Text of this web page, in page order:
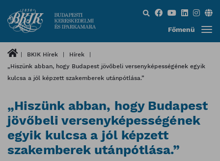
Keresés...
Főmenü
BKIK Hírek
Hírek
„Hiszünk abban, hogy Budapest jövőbeli versenyképességének egyik
kulcsa a jól képzett szakemberek utánpótlása.”
„Hiszünk abban, hogy Budapest
jövőbeli versenyképességének
egyik kulcsa a jól képzett
szakemberek utánpótlása.”